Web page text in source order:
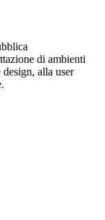
di ambienti
alla user